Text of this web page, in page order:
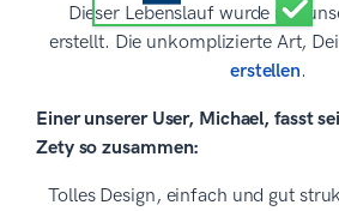
Dieser Lebenslauf wurde mit
erstellt. Die unkomplizierte Art,
erstellen.
Einer unserer User, Michael, fasst
Zety so zusammen:
Tolles Design, einfach und gut